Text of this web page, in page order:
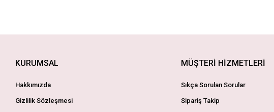
KURUMSAL
Hakkımızda
Gizlilik Sözleşmesi
MÜŞTERİ HİZMETLERİ
Sıkça Sorulan Sorular
Sipariş Takip